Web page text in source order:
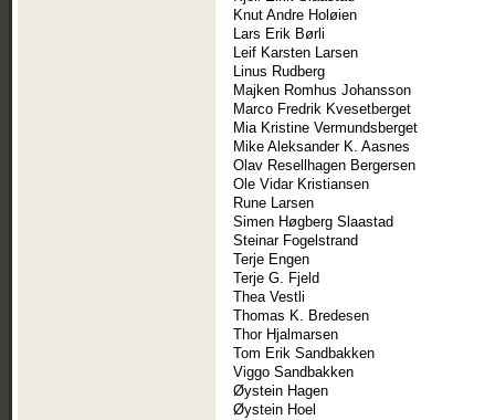
Knut Andre Holøien
Lars Erik Børli
Leif Karsten Larsen
Linus Rudberg
Majken Romhus Johansson
Marco Fredrik Kvesetberget
Mia Kristine Vermundsberget
Mike Aleksander K. Aasnes
Olav Resellhagen Bergersen
Ole Vidar Kristiansen
Rune Larsen
Simen Høgberg Slaastad
Steinar Fogelstrand
Terje Engen
Terje G. Fjeld
Thea Vestli
Thomas K. Bredesen
Thor Hjalmarsen
Tom Erik Sandbakken
Viggo Sandbakken
Øystein Hagen
Øystein Hoel